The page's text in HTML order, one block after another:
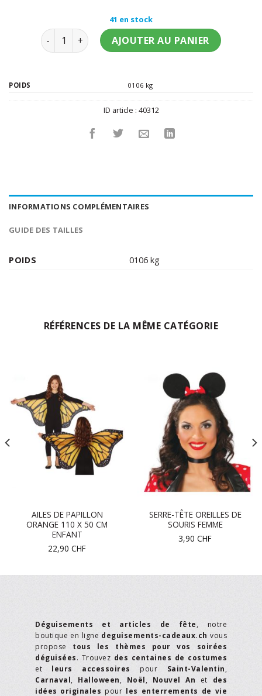
41 en stock
quantité de Jupon transparent blanc fille
AJOUTER AU PANIER
POIDS 0106 kg
ID article : 40312
INFORMATIONS COMPLÉMENTAIRES
GUIDE DES TAILLES
POIDS 0106 kg
RÉFÉRENCES DE LA MÊME CATÉGORIE
AILES DE PAPILLON
ORANGE 110 X 50 CM
ENFANT
22,90 CHF
SERRE-TÊTE OREILLES DE
SOURIS FEMME
3,90 CHF
Déguisements et articles de fête, notre
boutique en ligne deguisements-cadeaux.ch vous
propose tous les thèmes pour vos soirées
déguisées. Trouvez des centaines de costumes
et leurs accessoires pour Saint-Valentin,
Carnaval, Halloween, Noël, Nouvel An et des
idées originales pour les enterrements de vie